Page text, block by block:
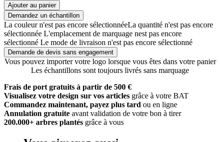
Ajouter au panier
Demandez un échantillon
La couleur n'est pas encore sélectionnéeLa quantité n'est pas encore
sélectionnée L'emplacement de marquage nest pas encore
sélectionné Le mode de livraison n'est pas encore sélectionné
Demande de devis sans engagement
Vous pouvez importer votre logo lorsque vous êtes dans votre panier
Les échantillons sont toujours livrés sans marquage
Frais de port gratuits à partir de 500 €
Visualisez votre design sur vos articles grâce à votre BAT
Commandez maintenant, payez plus tard ou en ligne
Annulation gratuite avant validation de votre bon à tirer
200.000+ arbres plantés grâce à vous